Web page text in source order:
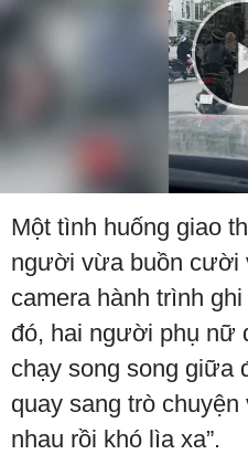
Một tình huống giao
người vừa buồn cười
camera hành trình
đó, hai người phụ nữ
chạy song song giữa
quay sang trò
nhau rồi khó lìa xa”.